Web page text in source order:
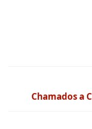
Chamados a